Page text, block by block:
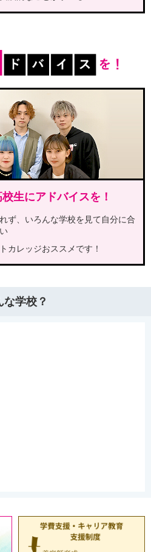
生にアドバイスを！
ず、いろんな学校を見て自分に合
カレッジおススメです！
な学校？